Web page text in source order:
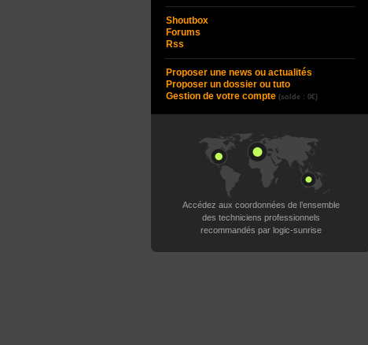
Shoutbox
Forums
Rss
Proposer une news ou actualités
Proposer un dossier ou tuto
Gestion de votre compte (solde : 0€)
Accédez aux coordonnées de l’ensemble
des techniciens professionnels
recommandés par logic-sunrise